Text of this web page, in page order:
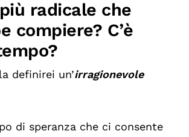
radicale che
compiere? C’è
definirei un’irragionevole
di speranza che ci consente